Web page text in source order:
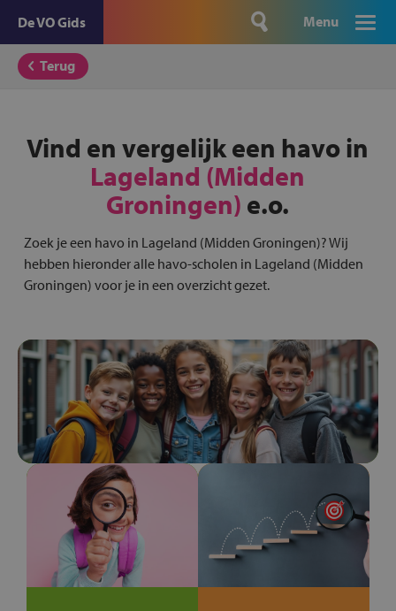
De VO Gids Menu
Terug
Vind en vergelijk een havo in
Lageland (Midden
Groningen) e.o.
Zoek je een havo in Lageland (Midden Groningen)? Wij
hebben hieronder alle havo-scholen in Lageland (Midden
Groningen) voor je in een overzicht gezet.